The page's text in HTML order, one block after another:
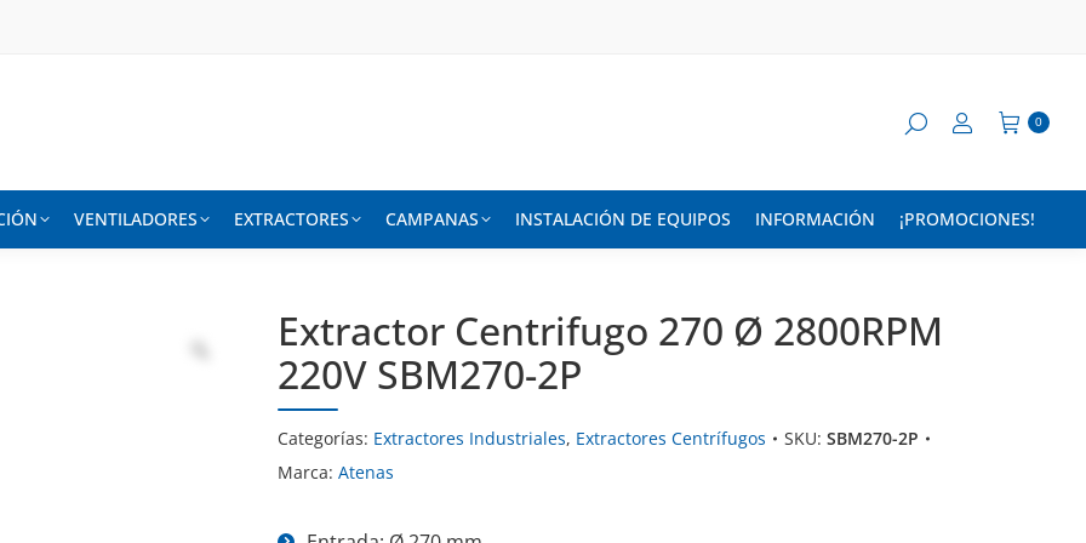
0
VENTILADORES EXTRACTORES CAMPANAS INSTALACIÓN DE EQUIPOS INFORMACIÓN ¡PROMOCIONES!
Extractor Centrifugo 270 Ø 2800RPM
220V SBM270-2P
Categorías: Extractores Industriales, Extractores Centrífugos SKU:SBM270-2P
Marca:Atenas